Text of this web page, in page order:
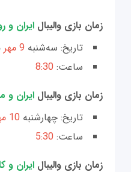
زمان بازی والیبال ایران و
تاریخ: سه‌شنبه 9 مهر
ساعت: 8:30
زمان بازی والیبال ایران و
تاریخ: چهارشنبه 10 مهر
ساعت:
زمان بازی والیبال ایران و